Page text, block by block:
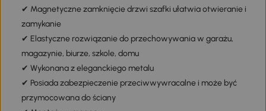
✔ Magnetyczne zamknięcie drzwi szafki ułatwia otwieranie i
zamykanie
✔ Elastyczne rozwiązanie do przechowywania w garażu,
magazynie, biurze, szkole, domu
✔ Wykonana z eleganckiego metalu
✔ Posiada zabezpieczenie przeciwwywracalne i może być
przymocowana do ściany